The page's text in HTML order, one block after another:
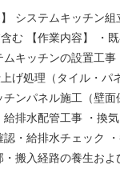
システムキッチン組
む 【作業内容】 ・
ムキッチンの設置工事
げ処理（タイル・パ
チンパネル施工（壁面
排水配管工事 ・換
・給排水チェック ・
・搬入経路の養生およ